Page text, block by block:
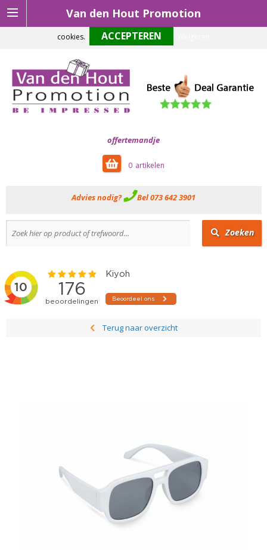
Van den Hout Promotion
offertemandje
0
Advies nodig? Bel 073 642 3901
Zoeken
Terug naar overzicht
Om onze website optimaal te laten functioneren maken wij gebruik van
cookies.